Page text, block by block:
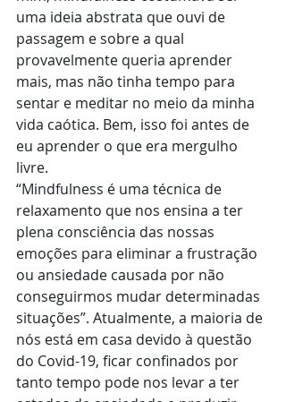
uma ideia abstrata que ouvi de
passagem e sobre a qual
provavelmente queria aprender
mais, mas não tinha tempo para
sentar e meditar no meio da minha
vida caótica. Bem, isso foi antes de
eu aprender o que era mergulho
livre.
“Mindfulness é uma técnica de
relaxamento que nos ensina a ter
plena consciência das nossas
emoções para eliminar a frustração
ou ansiedade causada por não
conseguirmos mudar determinadas
situações”. Atualmente, a maioria de
nós está em casa devido à questão
do Covid-19, ficar confinados por
tanto tempo pode nos levar a ter